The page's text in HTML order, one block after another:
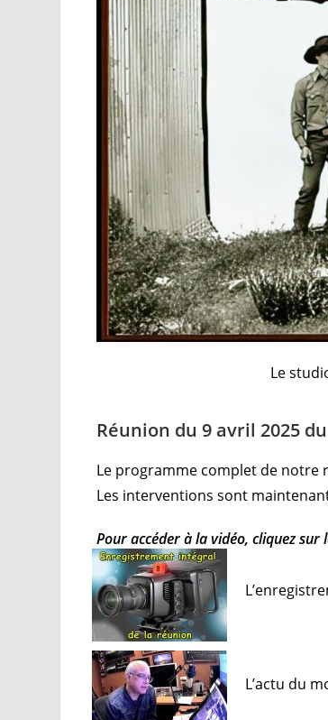
Le
Réunion du 9 avril 2025
Le programme complet de notre
Les interventions sont
Pour accéder à la vidéo, cliquez sur
L’actu du